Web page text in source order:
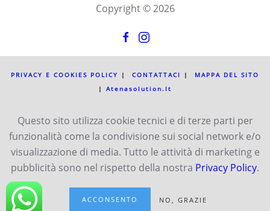
Copyright ©2026
PRIVACY E COOKIES POLICY | CONTATTACI | MAPPA DEL SITO
| Atenasolution.it
SITI PARTNER
WWW.FRANCESCOGRILLO.IT
WWW.SUBITOSITOWEB.ITWEBAGENCY.WORLD
Questo sito utilizza cookie tecnici e di terze parti per
funzionalità come la condivisione sui social network e/o
visualizzazione di media. Tutto le attività di marketing e
pubblicità sono nel rispetto della nostra Privacy Policy.
ACCONSENTO NO, GRAZIE